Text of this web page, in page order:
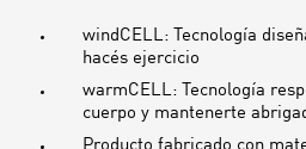
windCELL: Tecnología
hacés ejercicio
warmCELL: Tecnología
cuerpo y mantenerte